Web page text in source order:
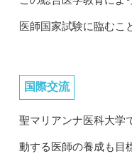
医師国家試験に臨むこ
国際交流
聖マリアンナ医科大学
動する医師の養成も目